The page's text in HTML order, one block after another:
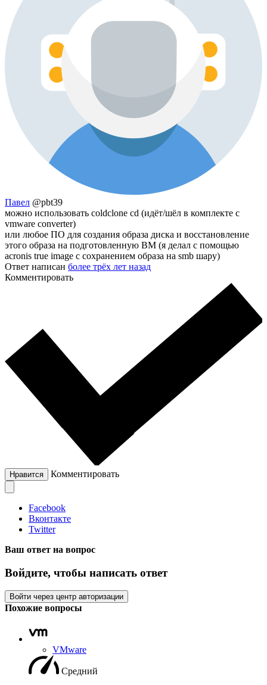
Павел @pbt39
можно использовать coldclone cd (идёт/шёл в комплекте с
vmware converter)
или любое ПО для создания образа диска и восстановление
этого образа на подготовленную ВМ (я делал c помощью
acronis true image c сохранением образа на smb шару)
Ответ написан более трёх лет назад
Комментировать
Нравится Комментировать
Facebook
Вконтакте
Twitter
Ваш ответ на вопрос
Войдите, чтобы написать ответ
Войти через центр авторизации
Похожие вопросы
VMware
Средний